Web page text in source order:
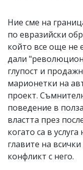
Ние сме на
по евразийски
който все още не
дали
глупост и
марионетки на
проект.
поведение в
властта през
когато са в
главите на
конфликт с него.